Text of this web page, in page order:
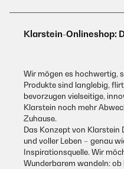
Wir mögen es hochwertig,
Produkte sind langlebig,
bevorzugen vielseitige,
Klarstein noch mehr
Zuhause.
Das Konzept von Klarstein
und voller Leben – genau
Inspirationsquelle. Wir
Wunderbarem wandeln: